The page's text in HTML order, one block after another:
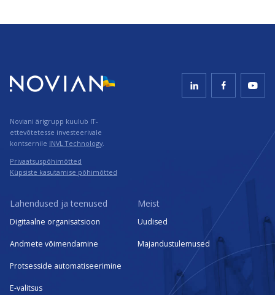
Noviani ärigrupp kuulub IT-
ettevõtetesse investeerivale
kontsernile INVL Technology.
Privaatsuspõhimõtted
Küpsiste kasutamise põhimõtted
Lahendused ja teenused
Digitaalne organisatsioon
Andmete võimendamine
Protsesside automatiseerimine
E-valitsus
Meist
Uudised
Majandustulemused